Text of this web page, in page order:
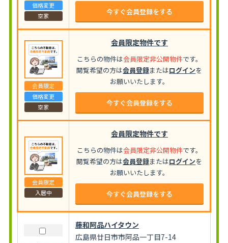
価格変更
空家
今すぐ会員登録をする
会員限定
価格変更
空家
会員限定物件です
こちらの物件は会員限定非公開物件です。
閲覧希望の方は会員登録またはログインを
お願いいたします。
今すぐ会員登録をする
会員限定
入居中
会員限定物件です
こちらの物件は会員限定非公開物件です。
閲覧希望の方は会員登録またはログインを
お願いいたします。
今すぐ会員登録をする
藤和阿品ハイタウン
広島県廿日市市阿品一丁目7-14